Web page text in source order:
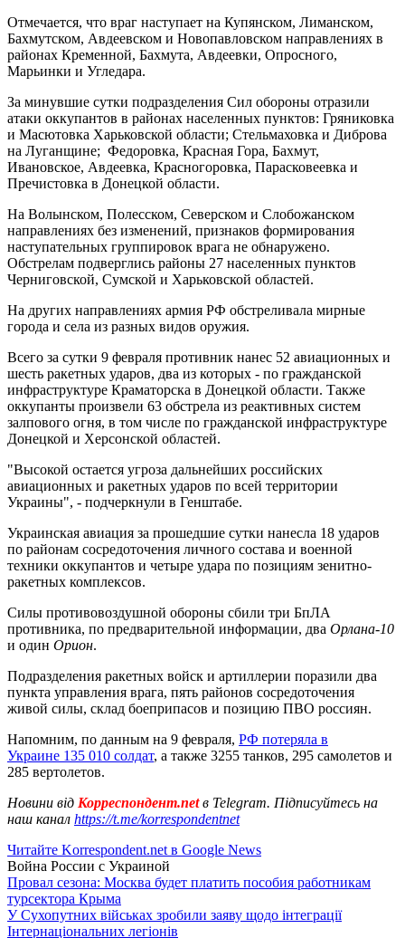
Отмечается, что враг наступает на Купянском, Лиманском,
Бахмутском, Авдеевском и Новопавловском направлениях в
районах Кременной, Бахмута, Авдеевки, Опросного,
Марьинки и Угледара.
За минувшие сутки подразделения Сил обороны отразили
атаки оккупантов в районах населенных пунктов: Гряниковка
и Масютовка Харьковской области; Стельмаховка и Диброва
на Луганщине; Федоровка, Красная Гора, Бахмут,
Ивановское, Авдеевка, Красногоровка, Парасковеевка и
Пречистовка в Донецкой области.
На Волынском, Полесском, Северском и Слобожанском
направлениях без изменений, признаков формирования
наступательных группировок врага не обнаружено.
Обстрелам подверглись районы 27 населенных пунктов
Черниговской, Сумской и Харьковской областей.
На других направлениях армия РФ обстреливала мирные
города и села из разных видов оружия.
Всего за сутки 9 февраля противник нанес 52 авиационных и
шесть ракетных ударов, два из которых - по гражданской
инфраструктуре Краматорска в Донецкой области. Также
оккупанты произвели 63 обстрела из реактивных систем
залпового огня, в том числе по гражданской инфраструктуре
Донецкой и Херсонской областей.
"Высокой остается угроза дальнейших российских
авиационных и ракетных ударов по всей территории
Украины", - подчеркнули в Генштабе.
Украинская авиация за прошедшие сутки нанесла 18 ударов
по районам сосредоточения личного состава и военной
техники оккупантов и четыре удара по позициям зенитно-
ракетных комплексов.
Силы противовоздушной обороны сбили три БпЛА
противника, по предварительной информации, два Орлана-10
и один Орион.
Подразделения ракетных войск и артиллерии поразили два
пункта управления врага, пять районов сосредоточения
живой силы, склад боеприпасов и позицию ПВО россиян.
Напомним, по данным на 9 февраля, РФ потеряла в
Украине 135 010 солдат, а также 3255 танков, 295 самолетов и
285 вертолетов.
Новини від Корреспондент.netв Telegram. Підписуйтесь на
наш канал https://t.me/korrespondentnet
Читайте Korrespondent.net в Google News
Война России с Украиной
Провал сезона: Москва будет платить пособия работникам
турсектора Крыма
У Сухопутних військах зробили заяву щодо інтеграції
Інтернаціональних легіонів